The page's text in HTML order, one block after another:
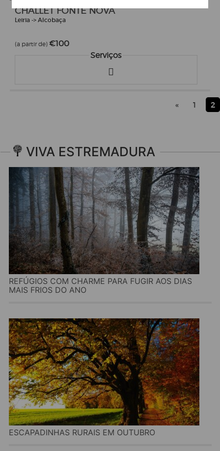
CHALLET FONTE NOVA
Leiria -> Alcobaça
(a partir de) €100
Serviços
« 1 2
VIVA ESTREMADURA
REFÚGIOS COM CHARME PARA FUGIR AOS DIAS
MAIS FRIOS DO ANO
ESCAPADINHAS RURAIS EM OUTUBRO